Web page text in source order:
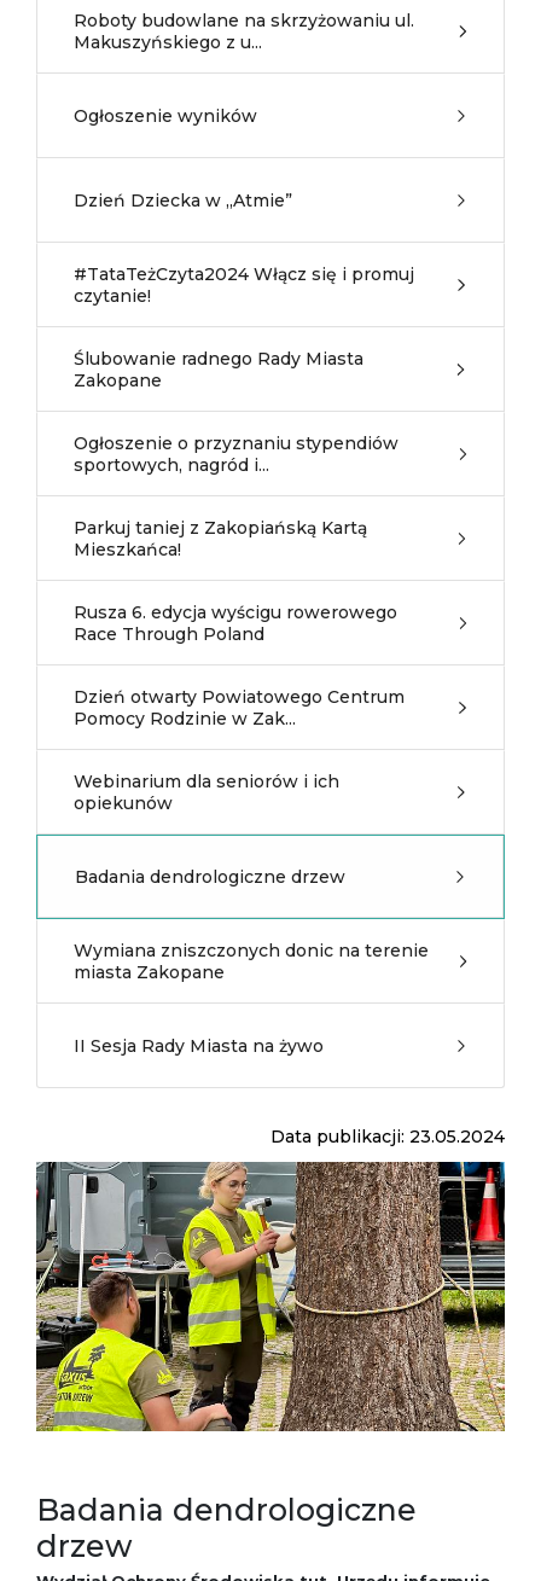
Roboty budowlane na skrzyżowaniu ul.
Makuszyńskiego z u...
Ogłoszenie wyników
Dzień Dziecka w „Atmie”
#TataTeżCzyta2024 Włącz się i promuj
czytanie!
Ślubowanie radnego Rady Miasta
Zakopane
Ogłoszenie o przyznaniu stypendiów
sportowych, nagród i...
Parkuj taniej z Zakopiańską Kartą
Mieszkańca!
Rusza 6. edycja wyścigu rowerowego
Race Through Poland
Dzień otwarty Powiatowego Centrum
Pomocy Rodzinie w Zak...
Webinarium dla seniorów i ich
opiekunów
Badania dendrologiczne drzew
Wymiana zniszczonych donic na terenie
miasta Zakopane
II Sesja Rady Miasta na żywo
Data publikacji: 23.05.2024
Badania dendrologiczne
drzew